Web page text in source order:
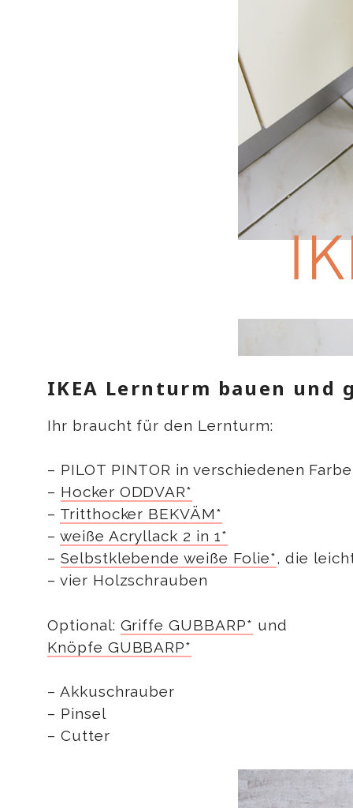
IKEA Lernturm bauen und
Ihr braucht für den Lernturm:
– PILOT PINTOR in verschiedenen
– Hocker ODDVAR*
– Tritthocker BEKVÄM*
– weiße Acryllack 2 in 1*
– Selbstklebende weiße Folie*, die
– vier Holzschrauben
Optional: Griffe GUBBARP* und
Knöpfe GUBBARP*
– Akkuschrauber
– Pinsel
– Cutter